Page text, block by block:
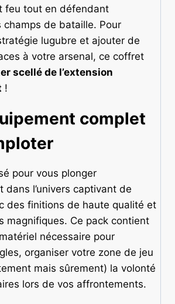
feu tout en défendant
champs de bataille. Pour
lugubre et ajouter de
à votre arsenal, ce coffret
scellé de l’extension
!
complet
pour vous plonger
dans l’univers captivant de
des finitions de haute qualité et
magnifiques. Ce pack contient
nécessaire pour
organiser votre zone de jeu
mais sûrement) la volonté
lors de vos affrontements.